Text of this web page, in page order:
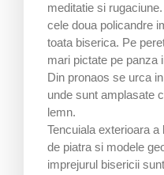
meditatie si
cele doua policandre
toata biserica. Pe
mari pictate pe panza
Din pronaos se urca
unde sunt amplasate
lemn.
Tencuiala exterioara
de piatra si modele
imprejurul bisericii